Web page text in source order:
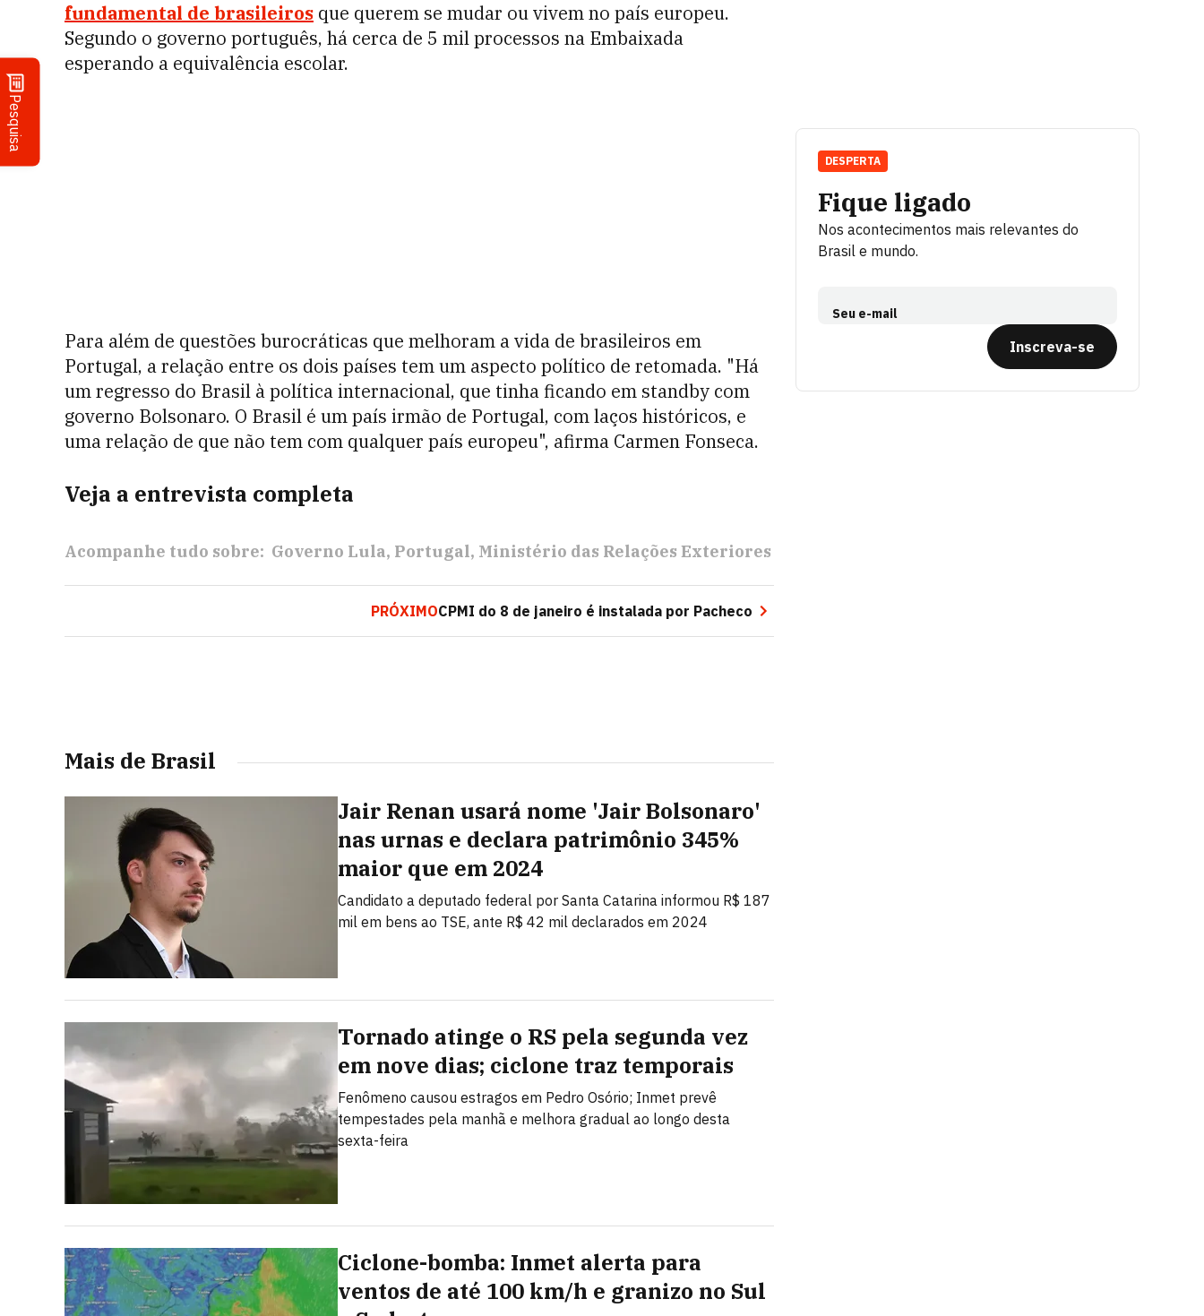
Pesquisa
fundamental de brasileiros que querem se mudar ou vivem no país europeu.
Segundo o governo português, há cerca de 5 mil processos na Embaixada
esperando a equivalência escolar.
Para além de questões burocráticas que melhoram a vida de brasileiros em
Portugal, a relação entre os dois países tem um aspecto político de retomada. "Há
um regresso do Brasil à política internacional, que tinha ficando em standby com
governo Bolsonaro. O Brasil é um país irmão de Portugal, com laços históricos, e
uma relação de que não tem com qualquer país europeu", afirma Carmen Fonseca.
Veja a entrevista completa
Acompanhe tudo sobre: Governo Lula Portugal Ministério das Relações Exteriores
PRÓXIMOCPMI do 8 de janeiro é instalada por Pacheco
Mais de Brasil
Jair Renan usará nome 'Jair Bolsonaro'
nas urnas e declara patrimônio 345%
maior que em 2024
Candidato a deputado federal por Santa Catarina informou R$ 187
mil em bens ao TSE, ante R$ 42 mil declarados em 2024
Tornado atinge o RS pela segunda vez
em nove dias; ciclone traz temporais
Fenômeno causou estragos em Pedro Osório; Inmet prevê
tempestades pela manhã e melhora gradual ao longo desta
sexta-feira
Ciclone-bomba: Inmet alerta para
ventos de até 100 km/h e granizo no Sul
Fique ligado
Nos acontecimentos mais relevantes do
Brasil e mundo.
Seu e-mail
Inscreva-se
DESPERTA